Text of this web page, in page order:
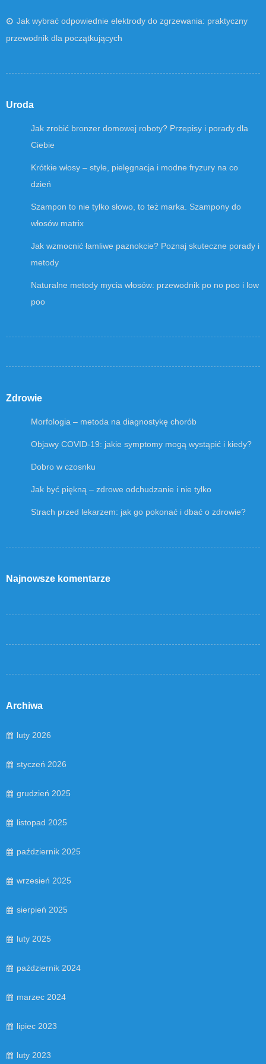
Jak wybrać odpowiednie elektrody do zgrzewania: praktyczny
przewodnik dla początkujących
Uroda
Jak zrobić bronzer domowej roboty? Przepisy i porady dla
Ciebie
Krótkie włosy – style, pielęgnacja i modne fryzury na co
dzień
Szampon to nie tylko słowo, to też marka. Szampony do
włosów matrix
Jak wzmocnić łamliwe paznokcie? Poznaj skuteczne porady i
metody
Naturalne metody mycia włosów: przewodnik po no poo i low
poo
Zdrowie
Morfologia – metoda na diagnostykę chorób
Objawy COVID-19: jakie symptomy mogą wystąpić i kiedy?
Dobro w czosnku
Jak być piękną – zdrowe odchudzanie i nie tylko
Strach przed lekarzem: jak go pokonać i dbać o zdrowie?
Najnowsze komentarze
Archiwa
luty 2026
styczeń 2026
grudzień 2025
listopad 2025
październik 2025
wrzesień 2025
sierpień 2025
luty 2025
październik 2024
marzec 2024
lipiec 2023
luty 2023